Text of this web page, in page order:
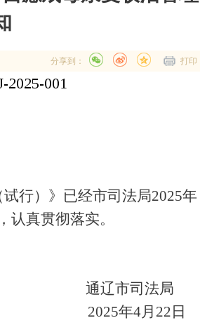
打印
分享到：
试行）》已经市司法局2025年
真贯彻落实。
通辽市司法局
2025年4月 22 日